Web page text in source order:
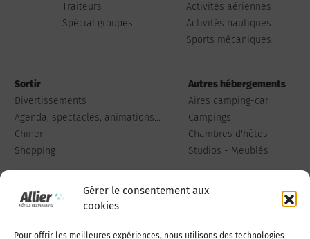
Gérer le consentement aux
cookies
Pour offrir les meilleures expériences, nous utilisons des technologies
Traiteurs
Spécial groupes
Activités aériennes
Activités nautiques
Sports mécaniques
Sortir
Divertissements
Agenda, spectacles, animations...
Chiner
Shopping
Autres hébergements
Aires camping-car
Campings
Chambres d'hôtes
Studios - Meublés